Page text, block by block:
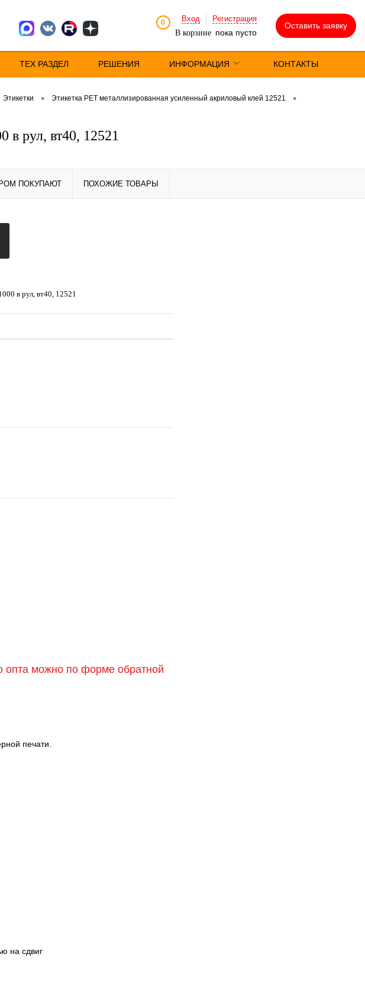
0 Вход
Регистрация
В корзине пока пусто
Оставить заявку
ТЕХ РАЗДЕЛ РЕШЕНИЯ ИНФОРМАЦИЯ КОНТАКТЫ
Этикетки • Этикетка РЕТ металлизированная усиленный акриловый клей 12521 •
в рул, вт40, 12521
ПОКУПАЮТ ПОХОЖИЕ ТОВАРЫ
в рул, вт40, 12521
опта можно по форме обратной
печати.
на сдвиг